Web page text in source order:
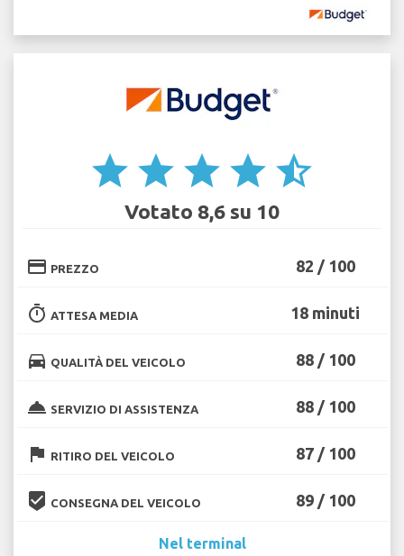
star star star star star_half
Votato 8,6 su 10
credit_card PREZZO 82 / 100
timer ATTESA MEDIA 18 minuti
directions_car QUALITÀ DEL VEICOLO 88 / 100
room_service SERVIZIO DI ASSISTENZA 88 / 100
flag RITIRO DEL VEICOLO 87 / 100
beenhere CONSEGNA DEL VEICOLO 89 / 100
Nel terminal